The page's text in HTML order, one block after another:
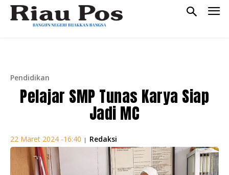
Pendidikan
Pelajar SMP Tunas Karya Siap
Jadi MC
22 Maret 2024 -16:40 | Redaksi